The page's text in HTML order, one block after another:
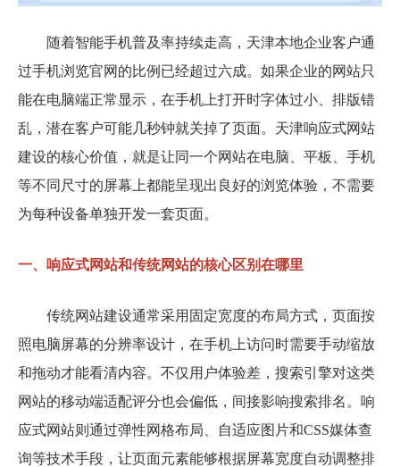
随着智能手机普及率持续走高，天津本地企业客户通
过手机浏览官网的比例已经超过六成。如果企业的网站只
能在电脑端正常显示，在手机上打开时字体过小、排版错
乱，潜在客户可能几秒钟就关掉了页面。天津响应式网站
建设的核心价值，就是让同一个网站在电脑、平板、手机
等不同尺寸的屏幕上都能呈现出良好的浏览体验，不需要
为每种设备单独开发一套页面。
一、响应式网站和传统网站的核心区别在哪里
传统网站建设通常采用固定宽度的布局方式，页面按
照电脑屏幕的分辨率设计，在手机上访问时需要手动缩放
和拖动才能看清内容。不仅用户体验差，搜索引擎对这类
网站的移动端适配评分也会偏低，间接影响搜索排名。响
应式网站则通过弹性网格布局、自适应图片和CSS媒体查
询等技术手段，让页面元素能够根据屏幕宽度自动调整排